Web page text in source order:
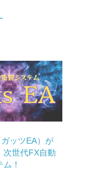
ッツEA）が
次世代FX自動
！